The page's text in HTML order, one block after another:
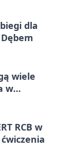
dla
wiele
w
RCB w